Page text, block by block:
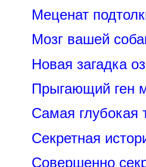
Меценат
Мозг вашей
Новая загадка
Прыгающий ген
Самая глубокая
Секретная
Совершенно